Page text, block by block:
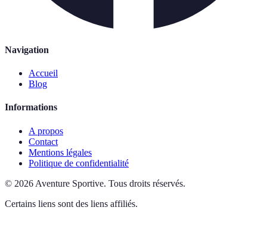
Navigation
Accueil
Blog
Informations
A propos
Contact
Mentions légales
Politique de confidentialité
© 2026 Aventure Sportive. Tous droits réservés.
Certains liens sont des liens affiliés.